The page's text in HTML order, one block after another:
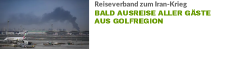
Reiseverband zum Iran-Krieg
BALD AUSREISE ALLER GÄSTE
AUS GOLFREGION